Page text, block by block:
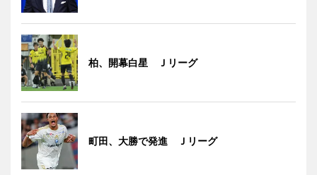
柏、開幕白星 Ｊリーグ
町田、大勝で発進 Ｊリーグ